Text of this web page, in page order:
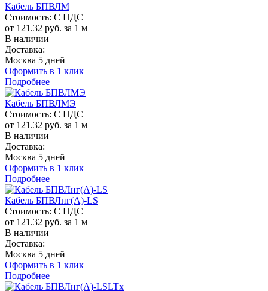
Кабель БПВЛМ
Стоимость: С НДС
от 121.32 руб. за 1 м
В наличии
Доставка:
Москва 5 дней
Оформить в 1 клик
Подробнее
Кабель БПВЛМЭ
Стоимость: С НДС
от 121.32 руб. за 1 м
В наличии
Доставка:
Москва 5 дней
Оформить в 1 клик
Подробнее
Кабель БПВЛнг(A)-LS
Стоимость: С НДС
от 121.32 руб. за 1 м
В наличии
Доставка:
Москва 5 дней
Оформить в 1 клик
Подробнее